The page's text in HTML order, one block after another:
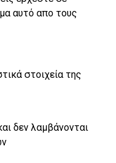
αυτό απο τους
στοιχεία της
δεν λαμβάνονται